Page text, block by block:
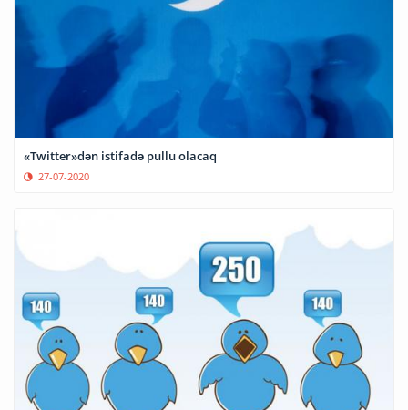
«Twitter»dən istifadə pullu olacaq
27-07-2020